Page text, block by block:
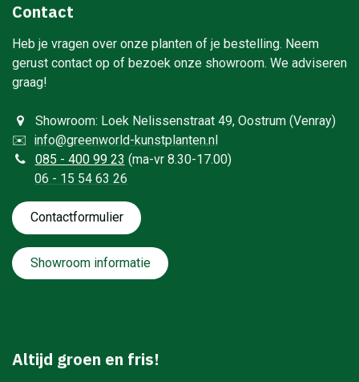
Contact
Heb je vragen over onze planten of je bestelling. Neem
gerust contact op of bezoek onze showroom. We adviseren
graag!
Showroom: Loek Nelissenstraat 49, Oostrum (Venray)
✉️ info@greenworld-kunstplanten.nl
085 - 400 99 23 (ma-vr 8.30-17.00)
06 - 15 54 63 26
Contactformulie​​​​​​​​r
Showroom informatie
Altijd groen en fris!